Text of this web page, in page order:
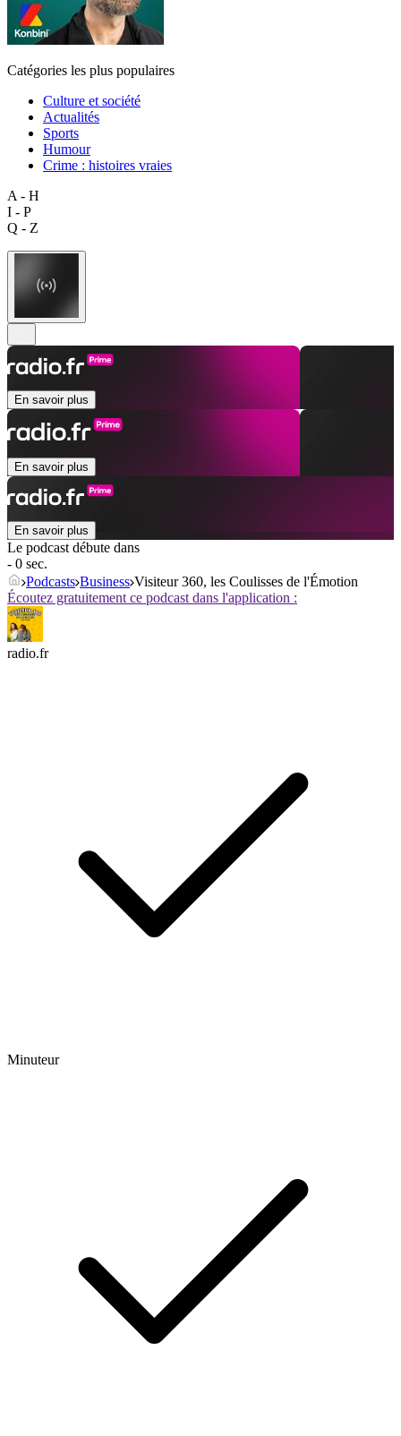
Catégories les plus populaires
Culture et société
Actualités
Sports
Humour
Crime : histoires vraies
A - H
I - P
Q - Z
En savoir plus
En savoir plus
En savoir plus
Le podcast débute dans
- 0 sec.
Podcasts Business Visiteur 360, les Coulisses de l'Émotion
Écoutez gratuitement ce podcast dans l'application :
radio.fr
Minuteur